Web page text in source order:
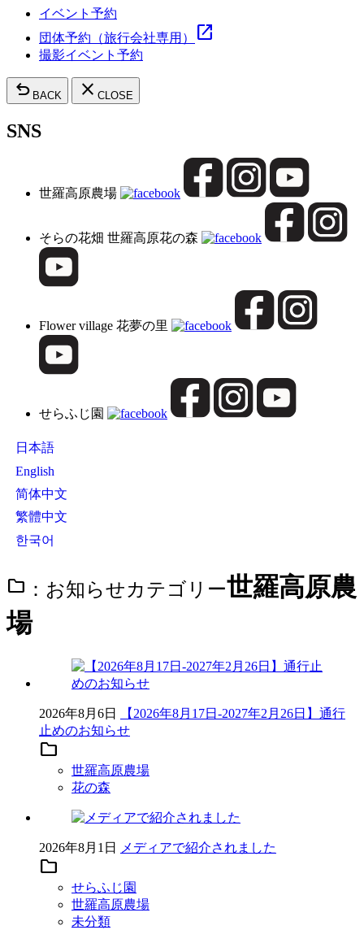
イベント予約
団体予約（旅行会社専用）
open_in_new
撮影イベント予約
undo BACK close CLOSE
SNS
世羅高原農場
そらの花畑 世羅高原花の森
Flower village 花夢の里
せらふじ園
日本語
English
简体中文
繁體中文
한국어
folder：お知らせカテゴリー世羅高原農
場
2026年8月6日
【2026年8月17日-2027年2月26日】通行
止めのお知らせ
folder
世羅高原農場
花の森
2026年8月1日 メディアで紹介されました
folder
せらふじ園
世羅高原農場
未分類